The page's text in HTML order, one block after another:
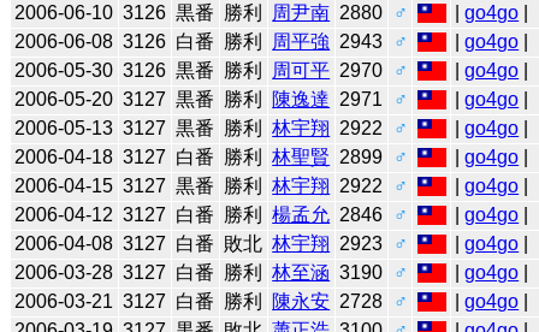
2006-06-10 3126 黒番 勝利 周尹南 2880 ♂ |go4go
2006-06-08 3126 白番 勝利 周平強 2943 ♂ |go4go
2006-05-30 3126 黒番 勝利 周可平 2970 ♂ |go4go
2006-05-20 3127 黒番 勝利 陳逸達 2971 ♂ |go4go
2006-05-13 3127 黒番 勝利 林宇翔 2922 ♂ |go4go
2006-04-18 3127 白番 勝利 林聖賢 2899 ♂ |go4go
2006-04-15 3127 黒番 勝利 林宇翔 2922 ♂ |go4go
2006-04-12 3127 白番 勝利 楊孟允 2846 ♂ |go4go
2006-04-08 3127 白番 敗北 林宇翔 2923 ♂ |go4go
2006-03-28 3127 白番 勝利 林至涵 3190 ♂ |go4go
2006-03-21 3127 白番 勝利 陳永安 2728 ♂ |go4go